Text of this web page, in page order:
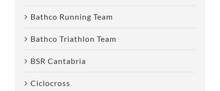
Bathco Running Team
Bathco Triathlon Team
BSR Cantabria
Ciclocross